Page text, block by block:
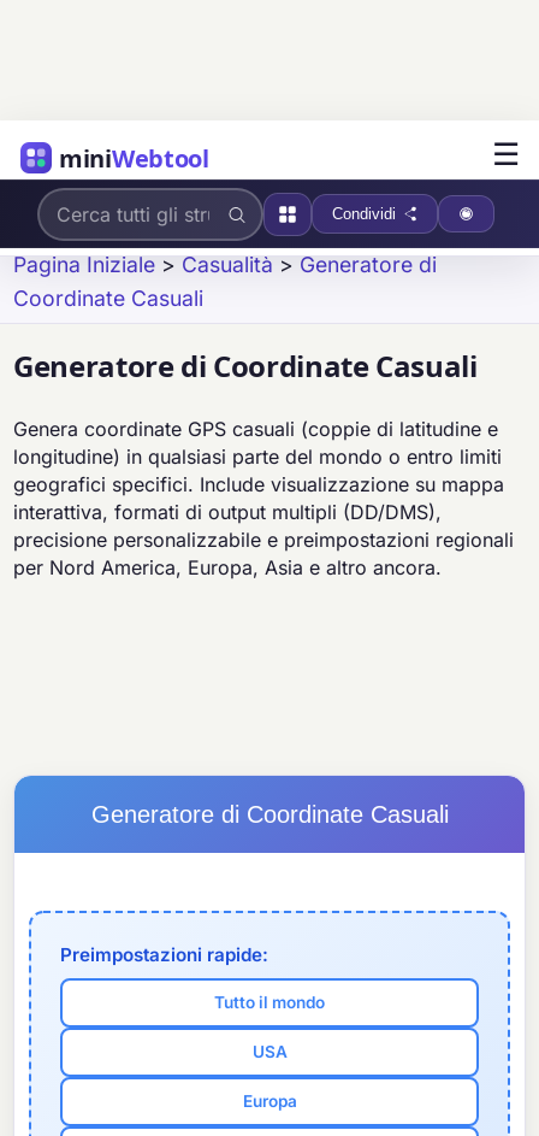
miniWebtool ☰
Condividi
Pagina Iniziale > Casualità > Generatore di
Coordinate Casuali
Generatore di Coordinate Casuali
Genera coordinate GPS casuali (coppie di latitudine e
longitudine) in qualsiasi parte del mondo o entro limiti
geografici specifici. Include visualizzazione su mappa
interattiva, formati di output multipli (DD/DMS),
precisione personalizzabile e preimpostazioni regionali
per Nord America, Europa, Asia e altro ancora.
Generatore di Coordinate Casuali
Preimpostazioni rapide:
Tutto il mondo
USA
Europa